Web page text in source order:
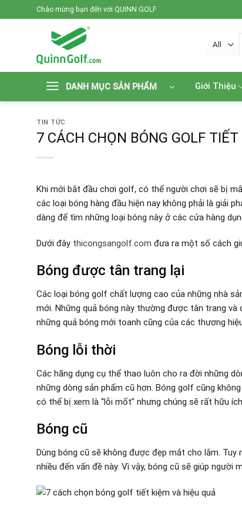
to
Chào mừng bạn đến với QUINN GOLF
DANH MỤC SẢN PHẨM Giới Thiệu
TIN TỨC
7 CÁCH CHỌN BÓNG GOLF
Khi mới bắt đầu chơi golf, có thể người chơi sẽ bị
các loại bóng hàng đầu hiện nay không phải là giải
dàng để tìm những loại bóng này ở các cửa hàng
Dưới đây thicongsangolf.com đưa ra một số cách
Bóng được tân trang lại
Các loại bóng golf chất lượng cao của những nhà
mới. Những quả bóng này thường được tân trang
những quả bóng mới toanh cũng của các thương
Bóng lỗi thời
Các hãng dụng cụ thể thao luôn cho ra đời những
những dòng sản phẩm cũ hơn. Bóng golf cũng
có thể bị xem là “lỗi mốt” nhưng chúng sẽ rất hữu
Bóng cũ
Dùng bóng cũ sẽ không được đẹp mắt cho lắm.
nhiều đến vấn đề này. Vì vậy, bóng cũ sẽ giúp người